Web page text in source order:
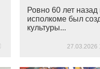
Ровно 60 лет
исполкоме был
культуры...
27.03.2026